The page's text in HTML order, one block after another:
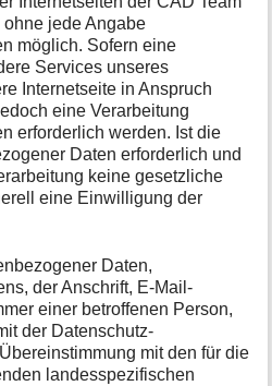
jede Angabe
möglich. Sofern eine
Services unseres
Internetseite in Anspruch
eine Verarbeitung
erforderlich werden. Ist die
Daten erforderlich und
keine gesetzliche
eine Einwilligung der
Daten,
der Anschrift, E-Mail-
einer betroffenen Person,
der Datenschutz-
mit den für die
landesspezifischen